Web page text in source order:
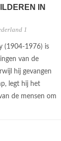
IN
1
(1904-1976) is
van de
hij gevangen
legt hij het
de mensen om